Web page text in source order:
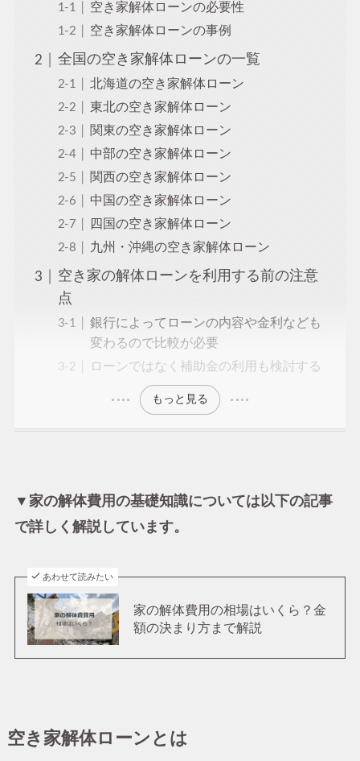
空き家解体ローンの必要性
空き家解体ローンの事例
全国の空き家解体ローンの一覧
北海道の空き家解体ローン
東北の空き家解体ローン
関東の空き家解体ローン
中部の空き家解体ローン
関西の空き家解体ローン
中国の空き家解体ローン
四国の空き家解体ローン
九州・沖縄の空き家解体ローン
空き家の解体ローンを利用する前の注意
点
銀行によってローンの内容や金利なども
変わるので比較が必要
ローンではなく補助金の利用も検討する
もっと見る
▼家の解体費用の基礎知識については以下の記事
で詳しく解説しています。
あわせて読みたい
家の解体費用の相場はいくら？金
額の決まり方まで解説
空き家解体ローンとは